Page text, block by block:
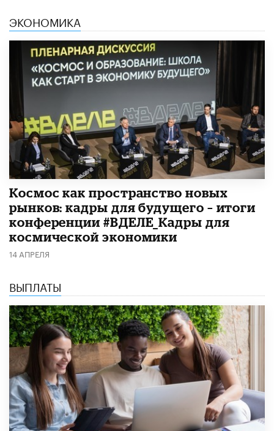
ЭКОНОМИКА
Космос как пространство новых
рынков: кадры для будущего – итоги
конференции #ВДЕЛЕ_Кадры для
космической экономики
14 АПРЕЛЯ
ВЫПЛАТЫ